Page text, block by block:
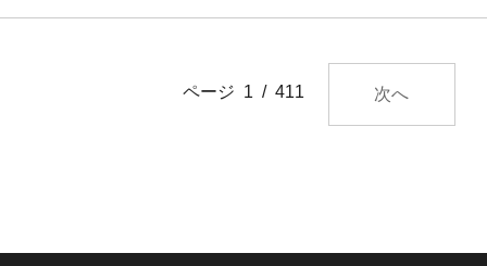
ページ 1 / 411 次へ